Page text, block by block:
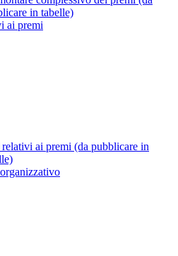
in tabelle)
ai premi
ai premi (da pubblicare in